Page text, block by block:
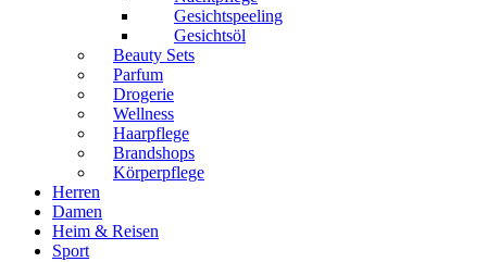
Gesichtspeeling
Gesichtsöl
Beauty Sets
Parfum
Drogerie
Wellness
Haarpflege
Brandshops
Körperpflege
Herren
Damen
Heim & Reisen
Sport